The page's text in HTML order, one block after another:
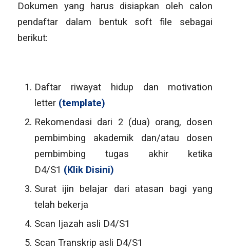
Dokumen yang harus disiapkan oleh calon
pendaftar dalam bentuk soft file sebagai
berikut:
Daftar riwayat hidup dan motivation
letter (template)
Rekomendasi dari 2 (dua) orang, dosen
pembimbing akademik dan/atau dosen
pembimbing tugas akhir ketika
D4/S1 (Klik Disini)
Surat ijin belajar dari atasan bagi yang
telah bekerja
Scan Ijazah asli D4/S1
Scan Transkrip asli D4/S1